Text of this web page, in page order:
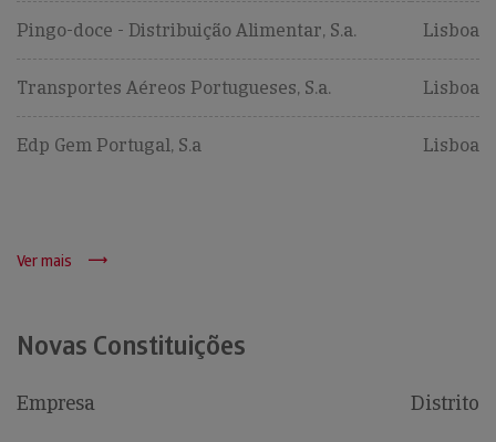
Pingo-doce - Distribuição Alimentar, S.a. Lisboa
Transportes Aéreos Portugueses, S.a. Lisboa
Edp Gem Portugal, S.a Lisboa
Ver mais
Novas Constituições
Empresa Distrito